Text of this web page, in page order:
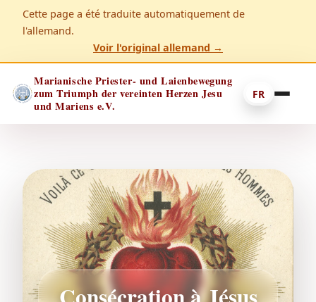
Cette page a été traduite automatiquement de
l'allemand.
Voir l'original allemand →
Marianische Priester- und Laienbewegung
zum Triumph der vereinten Herzen Jesu
und Mariens e.V.
FR